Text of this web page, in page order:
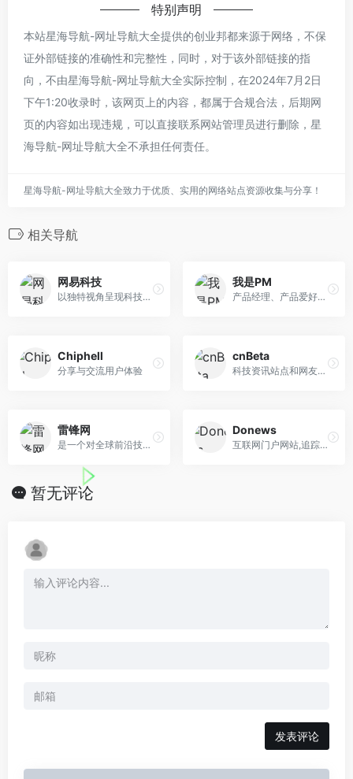
特别声明
本站星海导航-网址导航大全提供的创业邦都来源于网络，不保
证外部链接的准确性和完整性，同时，对于该外部链接的指
向，不由星海导航-网址导航大全实际控制，在2024年7月2日
下午1:20收录时，该网页上的内容，都属于合规合法，后期网
页的内容如出现违规，可以直接联系网站管理员进行删除，星
海导航-网址导航大全不承担任何责任。
星海导航-网址导航大全致力于优质、实用的网络站点资源收集与分享！
相关导航
网易科技
以独特视角呈现科技圈内大事小事，内容包括互联网、IT业界、通信、趋势、科技访谈等
我是PM
产品经理、产品爱好者学习交流平台
Chiphell
分享与交流用户体验
cnBeta
科技资讯站点和网友交流平台
雷锋网
是一个对全球前沿技术趋势与产品动态进行深入调研与解读的信息服务平台
Donews
互联网门户网站,追踪相关新闻资讯，关注最新行业动态
暂无评论
发表评论